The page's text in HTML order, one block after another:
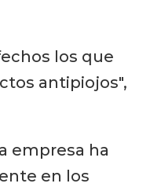
los que
antipiojos",
empresa ha
en los